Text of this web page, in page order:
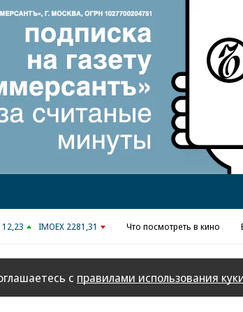
Реклама в «Ъ»
12,23 IMOEX 2281,31 Что посмотреть в кино
с правилами использования